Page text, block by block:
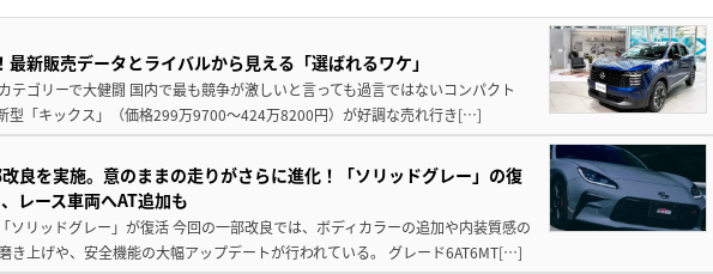
新販売データとライバルから見える「選ばれるワケ」
テゴリーで大健闘 国内で最も競争が激しいと言っても過言ではないコンパクト
型「キックス」（価格299万9700～424万8200円）が好調な売れ行き[…]
良を実施。意のままの走りがさらに進化！「ソリッドグレー」の復
レース車両へAT追加も
ソリッドグレー」が復活 今回の一部改良では、ボディカラーの追加や内装質感の
き上げや、安全機能の大幅アップデートが行われている。 グレード6AT6MT[…]